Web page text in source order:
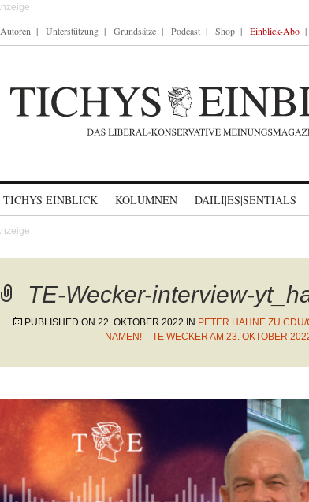
Autoren Unterstützung Grundsätze Podcast Shop Einblick-Abo
TICHYS EINBLICK KOLUMNEN DAILI|ES|SENTIALS
TE-Wecker-interview-
PUBLISHED ON 22. OKTOBER 2022 IN PETER HAHNE ZU CDU/
NAMEN! – TE WECKER AM 23. OKTOBER